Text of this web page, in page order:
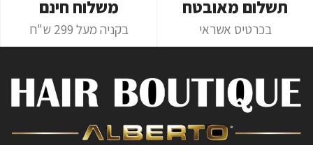
תשלום מאובטח
בכרטיס אשראי
משלוח חינם
בקניה מעל 299 ש"ח